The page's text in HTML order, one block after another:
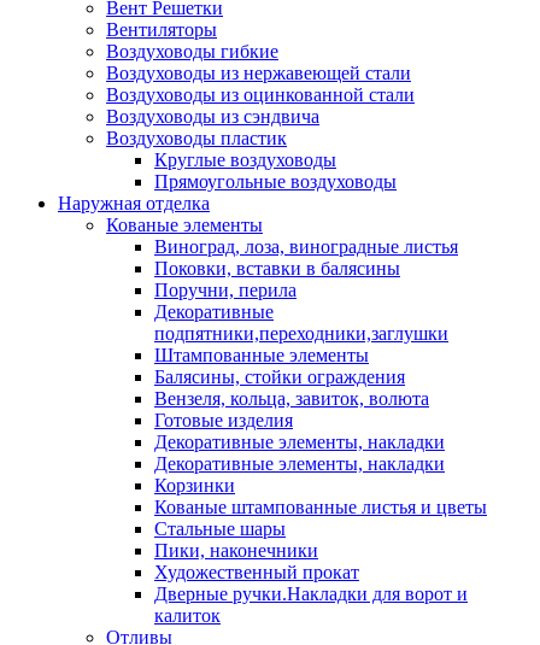
Вент Решетки
Вентиляторы
Воздуховоды гибкие
Воздуховоды из нержавеющей стали
Воздуховоды из оцинкованной стали
Воздуховоды из сэндвича
Воздуховоды пластик
Круглые воздуховоды
Прямоугольные воздуховоды
Наружная отделка
Кованые элементы
Виноград, лоза, виноградные листья
Поковки, вставки в балясины
Поручни, перила
Декоративные
подпятники,переходники,заглушки
Штампованные элементы
Балясины, стойки ограждения
Вензеля, кольца, завиток, волюта
Готовые изделия
Декоративные элементы, накладки
Декоративные элементы, накладки
Корзинки
Кованые штампованные листья и цветы
Стальные шары
Пики, наконечники
Художественный прокат
Дверные ручки.Накладки для ворот и
калиток
Отливы